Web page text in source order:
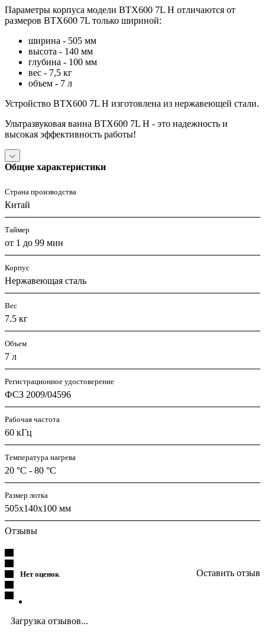
Параметры корпуса модели BTX600 7L H отличаются от
размеров BTX600 7L только шириной:
ширина - 505 мм
высота - 140 мм
глубина - 100 мм
вес - 7,5 кг
объем - 7 л
Устройство BTX600 7L Н изготовлена из нержавеющей стали.
Ультразвуковая ванна BTX600 7L Н - это надежность и
высокая эффективность работы!
Общие характеристики
Страна производства
Китай
Таймер
от 1 до 99 мин
Корпус
Нержавеющая сталь
Вес
7.5 кг
Объем
7 л
Регистрационное удостоверение
ФСЗ 2009/04596
Рабочая частота
60 кГц
Температура нагрева
20 °C - 80 °C
Размер лотка
505х140х100 мм
Отзывы
Нет оценок Оставить отзыв
Загрузка отзывов...